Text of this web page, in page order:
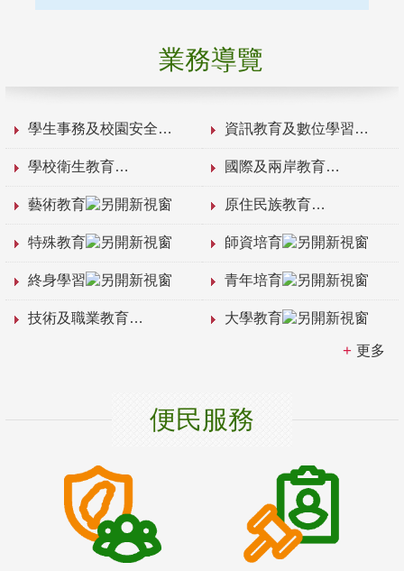
業務導覽
學生事務及校園安全 資訊教育及數位學習
學校衛生教育 國際及兩岸教育
藝術教育 原住民族教育
特殊教育 師資培育
終身學習 青年培育
技術及職業教育 大學教育
更多
便民服務